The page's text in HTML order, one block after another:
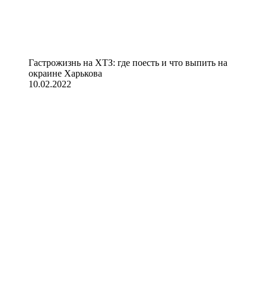
Гастрожизнь на ХТЗ: где поесть и что выпить на
окраине Харькова
10.02.2022